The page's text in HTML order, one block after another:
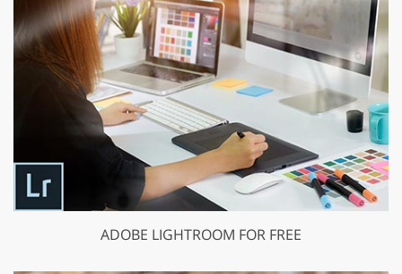
ADOBE LIGHTROOM FOR FREE